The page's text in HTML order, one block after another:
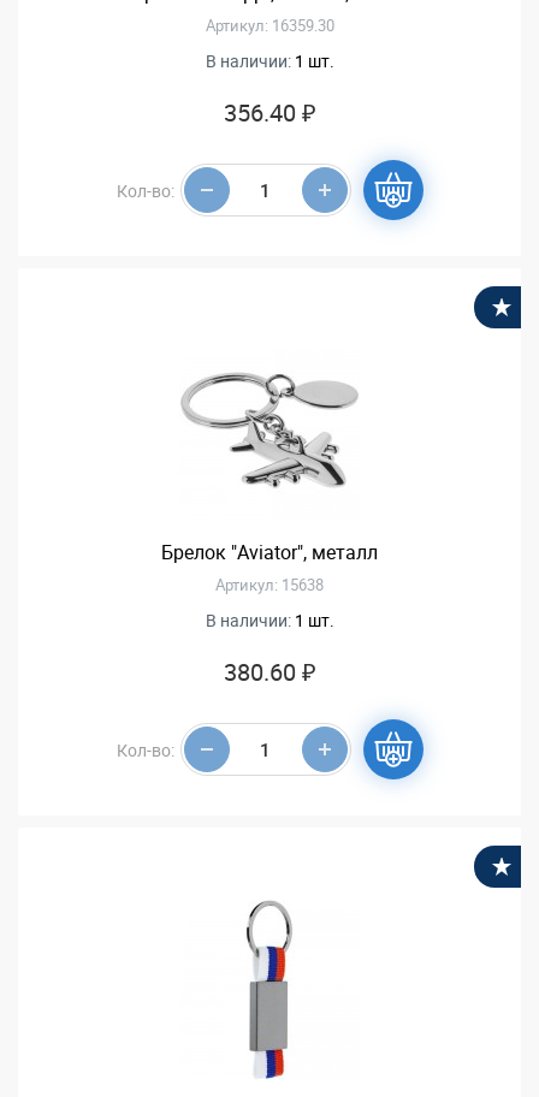
Артикул: 16359.30
В наличии: 1 шт.
356.40 ₽
Кол-во:
Брелок "Aviator", металл
Артикул: 15638
В наличии: 1 шт.
380.60 ₽
Кол-во: